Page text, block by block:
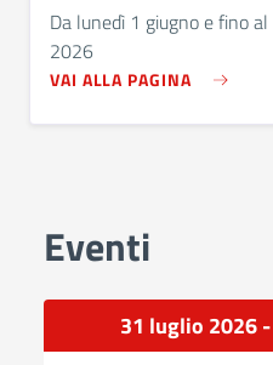
Da lunedì 1 giugno e fino
2026
VAI ALLA PAGINA
Eventi
31 luglio 2026